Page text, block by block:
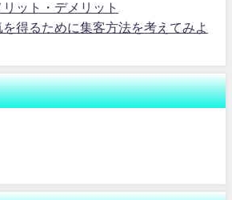
ット・デメリット
得るために集客方法を考えてみよ